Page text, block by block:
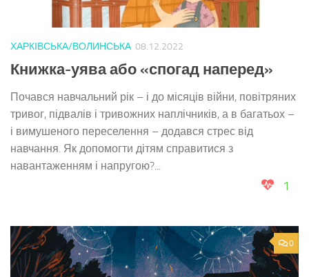
ХАРКІВСЬКА/ВОЛИНСЬКА 08.12.2022
Книжка-уява або «спогад наперед»
Почався навчальний рік – і до місяців війни, повітряних
тривог, підвалів і тривожних наплічників, а в багатьох –
і вимушеного переселення – додався стрес від
навчання. Як допомогти дітям справитися з
навантаженням і напругою?...
1
0